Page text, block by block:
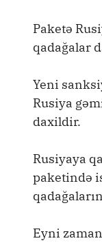
Paketə
qadağalar
Yeni
Rusiya
daxildir.
Rusiyaya
paketində
Eyni